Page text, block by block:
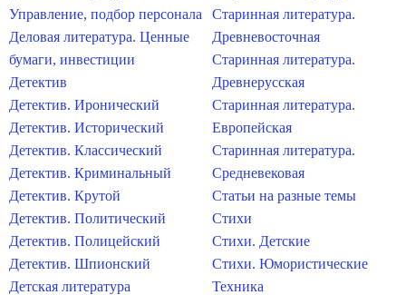
Управление, подбор персонала
Деловая литература. Ценные
бумаги, инвестиции
Детектив
Детектив. Иронический
Детектив. Исторический
Детектив. Классический
Детектив. Криминальный
Детектив. Крутой
Детектив. Политический
Детектив. Полицейский
Детектив. Шпионский
Детская литература
Старинная литература.
Древневосточная
Старинная литература.
Древнерусская
Старинная литература.
Европейская
Старинная литература.
Средневековая
Статьи на разные темы
Стихи
Стихи. Детские
Стихи. Юмористические
Техника